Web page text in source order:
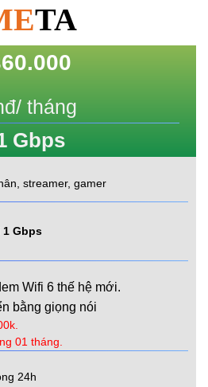
TA
tháng
Gbps
streamer, gamer
Gbps
Wifi 6 thế hệ mới.
bằng giọng nói
01 tháng.
24h